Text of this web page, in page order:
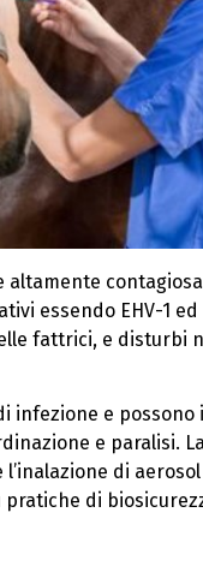
altamente
essendo EHV-1
fattrici, e disturbi
infezione e
e paralisi.
di
pratiche di